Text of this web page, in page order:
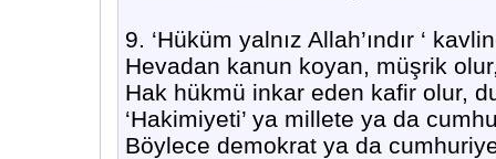
9. ‘Hüküm yalnız Allah’ındır ‘
Hevadan kanun koyan, müşrik
Hak hükmü inkar eden kafir olur,
‘Hakimiyeti’ ya millete ya da
Böylece demokrat ya da